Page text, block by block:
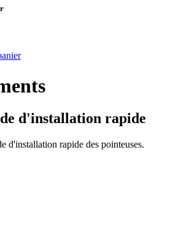
d'installation rapide
d'installation rapide des pointeuses.